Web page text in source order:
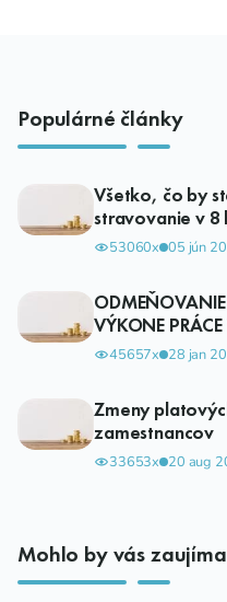
Populárné články
Všetko, čo by
stravovanie v 8
53060x 05 jún
VÝKONE
45657x 28 jan
Zmeny
zamestnancov
33653x 20 aug
Mohlo by vás